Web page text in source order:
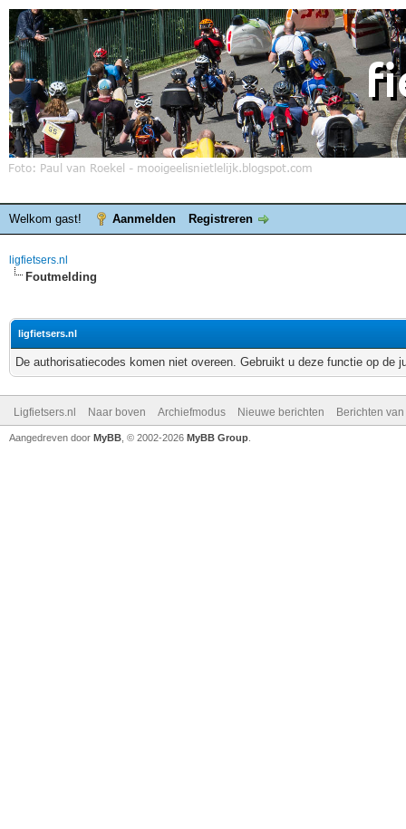
Welkom gast! Aanmelden Registreren
ligfietsers.nl
Foutmelding
ligfietsers.nl
De authorisatiecodes komen niet overeen. Gebruikt u deze functie op de
Ligfietsers.nl Naar boven Archiefmodus Nieuwe berichten Berichten
Aangedreven door MyBB , © 2002-2026 MyBB Group